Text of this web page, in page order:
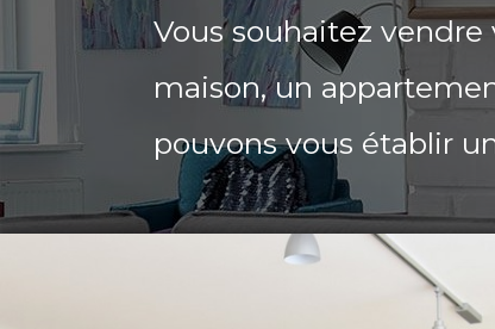
Vous souhaitez
maison, un
pouvons vous établir